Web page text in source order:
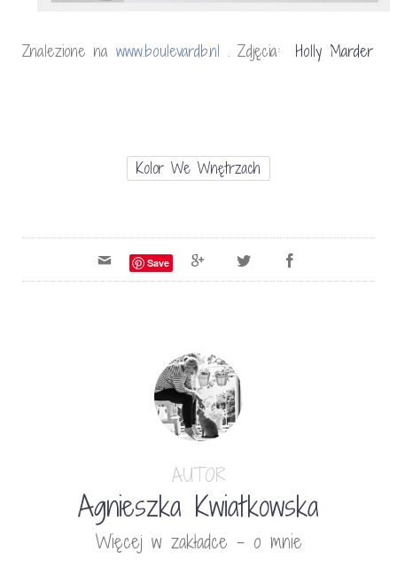
Znalezione na www.boulevardb.nl . Zdjęcia: Holly Marder
Kolor We Wnętrzach
Save
AUTOR
Agnieszka Kwiatkowska
Więcej w zakładce - o mnie